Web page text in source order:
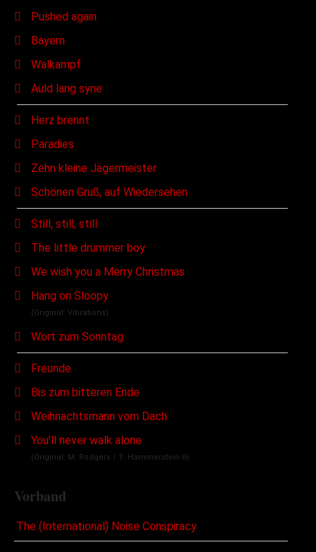
Pushed again
Bayern
Walkampf
Auld lang syne
Herz brennt
Paradies
Zehn kleine Jägermeister
Schönen Gruß, auf Wiedersehen
Still, still, still
The little drummer boy
We wish you a Merry Christmas
Hang on Sloopy
(Original: Vibrations)
Wort zum Sonntag
Freunde
Bis zum bitteren Ende
Weihnachtsmann vom Dach
You'll never walk alone
(Original: M: Rodgers / T: Hammerstein II)
Vorband
The (International) Noise Conspiracy